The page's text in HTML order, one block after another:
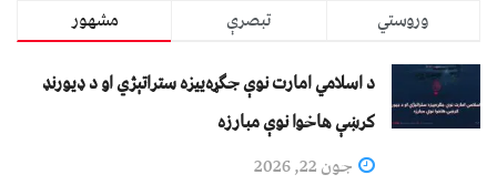
مشهور تبصرې
وروستي
د اسلامي امارت نوې جګړه‌ییزه ستراتېژي او د ډیورنډ
کرښې هاخوا نوې مبارزه
جون 22, 2026